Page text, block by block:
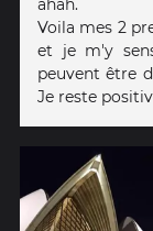
ahah.
Voila mes 2
et je m'y
peuvent être
Je reste